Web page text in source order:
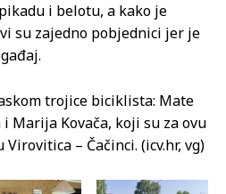
i belotu, a kako je
su zajedno pobjednici jer je
trojice biciklista: Mate
Marija Kovača, koji su za ovu
– Čačinci. (icv.hr, vg)